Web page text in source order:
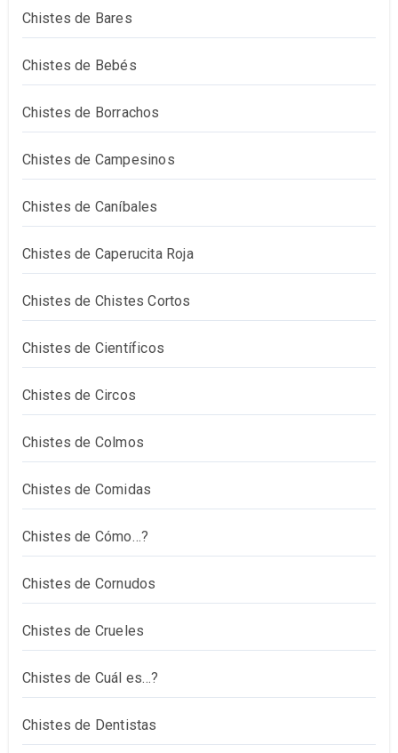
Chistes de Bares
Chistes de Bebés
Chistes de Borrachos
Chistes de Campesinos
Chistes de Caníbales
Chistes de Caperucita Roja
Chistes de Chistes Cortos
Chistes de Científicos
Chistes de Circos
Chistes de Colmos
Chistes de Comidas
Chistes de Cómo…?
Chistes de Cornudos
Chistes de Crueles
Chistes de Cuál es…?
Chistes de Dentistas